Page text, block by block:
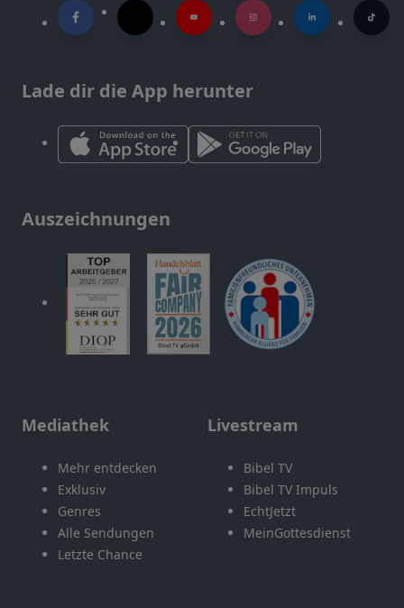
Lade dir die App herunter
Auszeichnungen
Mediathek
Mehr entdecken
Exklusiv
Genres
Alle Sendungen
Letzte Chance
Livestream
Bibel TV
Bibel TV Impuls
EchtJetzt
MeinGottesdienst